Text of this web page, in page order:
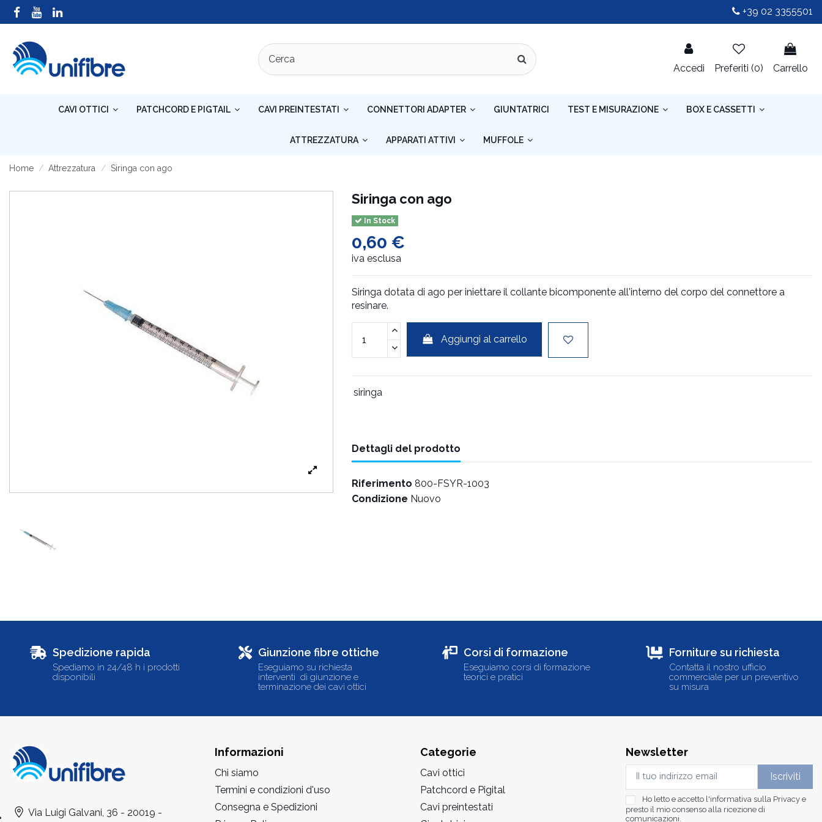
+39 02 3355501
Accedi Preferiti (0) Carrello
CAVI OTTICI PATCHCORD E PIGTAIL CAVI PREINTESTATI CONNETTORI ADAPTER GIUNTATRICI TEST E MISURAZIONE BOX E CASSETTI
ATTREZZATURA APPARATI ATTIVI MUFFOLE
Home Attrezzatura Siringa con ago
Siringa con ago
In Stock
0,60 €
iva esclusa
Siringa dotata di ago per iniettare il collante bicomponente all'interno del corpo del connettore a
resinare.
Aggiungi al carrello
siringa
Dettagli del prodotto
Riferimento 800-FSYR-1003
Condizione Nuovo
Spedizione rapida
Spediamo in 24/48 h i prodotti
disponibili
Giunzione fibre ottiche
Eseguiamo su richiesta
interventi di giunzione e
terminazione dei cavi ottici
Corsi di formazione
Eseguiamo corsi di formazione
teorici e pratici
Forniture su richiesta
Contatta il nostro ufficio
commerciale per un preventivo
su misura
Via Luigi Galvani, 36 - 20019 -
Informazioni
Chi siamo
Termini e condizioni d'uso
Consegna e Spedizioni
Categorie
Cavi ottici
Patchcord e Pigital
Cavi preintestati
Newsletter
Ho letto e accetto l'informativa sulla Privacy e
presto il mio consenso alla ricezione di
comunicazioni.